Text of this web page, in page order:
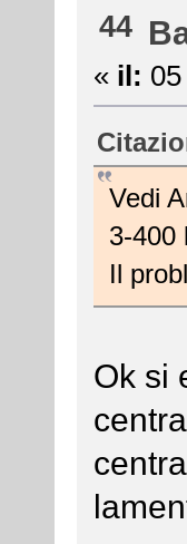
44
« il:
Vedi
3-400
Il
Ok si